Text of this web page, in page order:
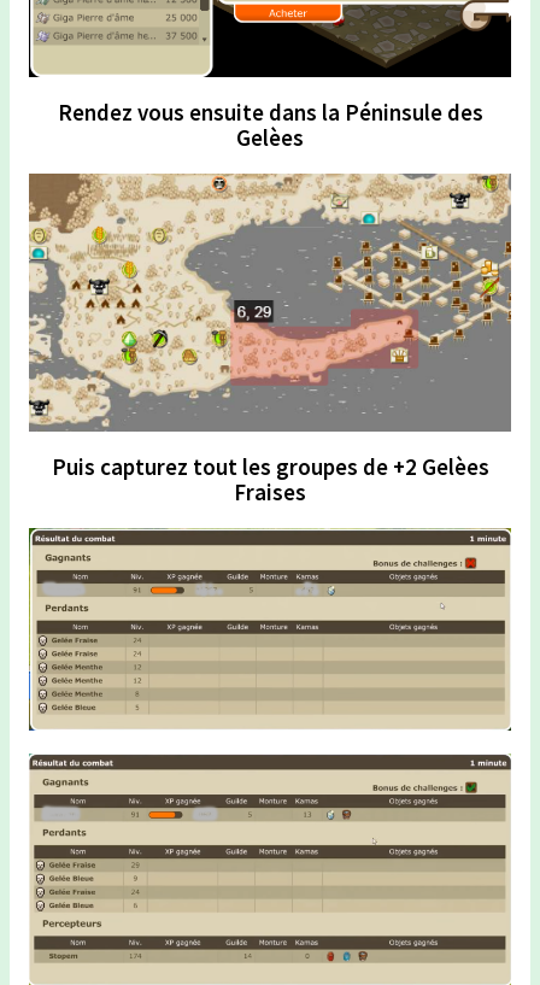
Rendez vous ensuite dans la Péninsule des
Gelèes
Puis capturez tout les groupes de +2 Gelèes
Fraises